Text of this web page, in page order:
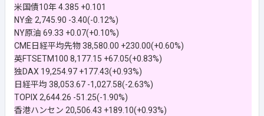
米国債10年 4.385 +0.101
NY金 2,745.90 -3.40(-0.12%)
NY原油 69.33 +0.07(+0.10%)
CME日経平均先物 38,580.00 +230.00(+0.60%)
英FTSETM100 8,177.15 +67.05(+0.83%)
独DAX 19,254.97 +177.43(+0.93%)
日経平均 38,053.67 -1,027.58(-2.63%)
TOPIX 2,644.26 -51.25(-1.90%)
香港ハンセン 20,506.43 +189.10(+0.93%)